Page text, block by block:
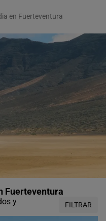
en Fuerteventura
Fuerteventura
y
FILTRAR